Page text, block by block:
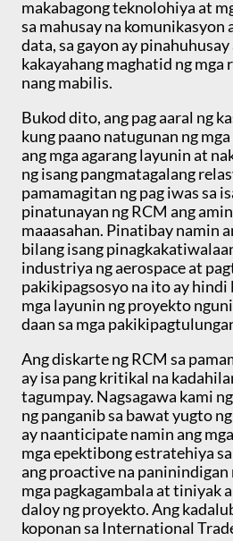
makabagong teknolohiya at
sa mahusay na komunikasyon
data, sa gayon ay
kakayahang maghatid ng mga
nang mabilis.
Bukod dito, ang pag aaral ng
kung paano natugunan ng
ang mga agarang layunin at
ng isang pangmatagalang
pamamagitan ng pag iwas sa
pinatunayan ng RCM ang
maaasahan. Pinatibay namin
bilang isang
industriya ng aerospace at
pakikipagsosyo na ito ay hindi
mga layunin ng proyekto
daan sa mga
Ang diskarte ng RCM sa
ay isa pang kritikal na
tagumpay. Nagsagawa kami
ng panganib sa bawat yugto
ay naanticipate namin ang
mga epektibong estratehiya
ang proactive na
mga pagkagambala at tiniyak
daloy ng proyekto. Ang
koponan sa International